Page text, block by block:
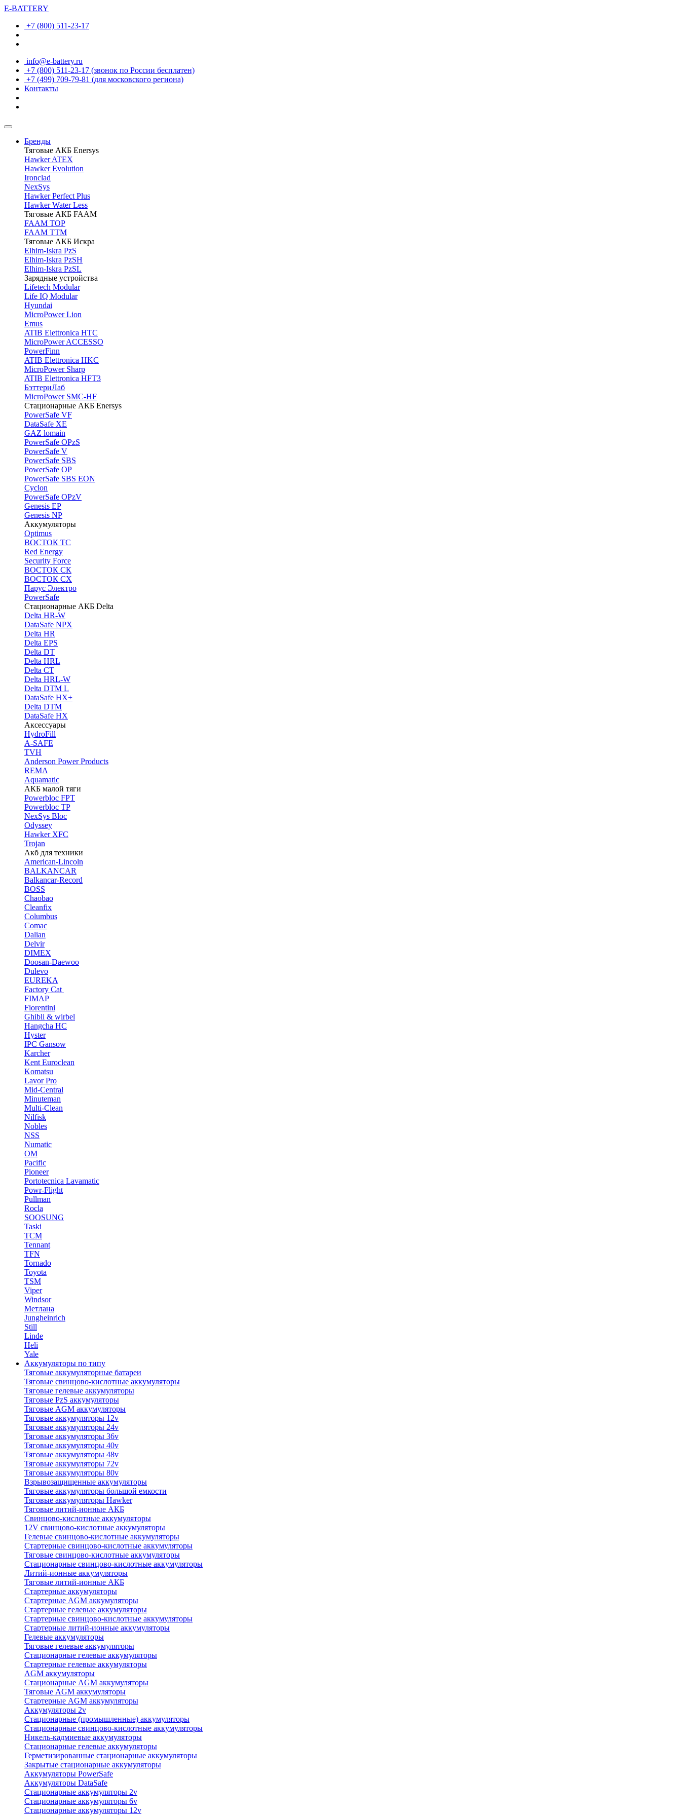
E-BATTERY
+7 (800) 511-23-17
info@e-battery.ru
+7 (800) 511-23-17 (звонок по России бесплатен)
+7 (499) 709-79-81 (для московского региона)
Контакты
Бренды
Тяговые АКБ Enersys
Hawker ATEX
Hawker Evolution
Ironclad
NexSys
Hawker Perfect Plus
Hawker Water Less
Тяговые АКБ FAAM
FAAM TOP
FAAM TTM
Тяговые АКБ Искра
Elhim-Iskra PzS
Elhim-Iskra PzSH
Elhim-Iskra PzSL
Зарядные устройства
Lifetech Modular
Life IQ Modular
Hyundai
MicroPower Lion
Emus
ATIB Elettronica HTC
MicroPower ACCESSO
PowerFinn
ATIB Elettronica HKC
MicroPower Sharp
ATIB Elettronica HFT3
БэттериЛаб
MicroPower SMC-HF
Стационарные АКБ Enersys
PowerSafe VF
DataSafe XE
GAZ lomain
PowerSafe OPzS
PowerSafe V
PоwerSafe SBS
PowerSafe OP
PоwerSafe SBS EON
Cyclon
PowerSafe OPzV
Genesis EP
Genesis NP
Аккумуляторы
Optimus
ВОСТОК ТС
Red Energy
Security Force
ВОСТОК СК
ВОСТОК СХ
Парус Электро
PowerSafe
Стационарные АКБ Delta
Delta HR-W
DataSafe NPX
Delta HR
Delta EPS
Delta DT
Delta HRL
Delta CT
Delta HRL-W
Delta DTM L
DataSafe HX+
Delta DTM
DataSafe HX
Аксессуары
HydroFill
A-SAFE
TVH
Anderson Power Products
REMA
Aquamatic
АКБ малой тяги
Powerbloc FPT
Powerbloc TP
NexSys Bloc
Odyssey
Hawker XFC
Trojan
Акб для техники
American-Lincoln
BALKANCAR
Balkancar-Record
BOSS
Chaobao
Cleanfix
Columbus
Comac
Dalian
Delvir
DIMEX
Doosan-Daewoo
Dulevo
EUREKA
Factory Cat
FIMAP
Fiorentini
Ghibli & wirbel
Hangcha HC
Hyster
IPC Gansow
Karcher
Kent Euroclean
Komatsu
Lavor Pro
Mid-Central
Minuteman
Multi-Clean
Nilfisk
Nobles
NSS
Numatic
OM
Pacific
Pioneer
Portotecnica Lavamatic
Powr-Flight
Pullman
Rocla
SOOSUNG
Taski
TCM
Tennant
TFN
Tornado
Toyota
TSM
Viper
Windsor
Метлана
Jungheinrich
Still
Linde
Heli
Yale
Аккумуляторы по типу
Тяговые аккумуляторные батареи
Тяговые свинцово-кислотные аккумуляторы
Тяговые гелевые аккумуляторы
Тяговые PzS аккумуляторы
Тяговые AGM аккумуляторы
Тяговые аккумуляторы 12v
Тяговые аккумуляторы 24v
Тяговые аккумуляторы 36v
Тяговые аккумуляторы 40v
Тяговые аккумуляторы 48v
Тяговые аккумуляторы 72v
Тяговые аккумуляторы 80v
Взрывозащищенные аккумуляторы
Тяговые аккумуляторы большой емкости
Тяговые аккумуляторы Hawker
Тяговые литий-ионные АКБ
Свинцово-кислотные аккумуляторы
12V свинцово-кислотные аккумуляторы
Гелевые свинцово-кислотные аккумуляторы
Стартерные свинцово-кислотные аккумуляторы
Тяговые свинцово-кислотные аккумуляторы
Стационарные свинцово-кислотные аккумуляторы
Литий-ионные аккумуляторы
Тяговые литий-ионные АКБ
Стартерные аккумуляторы
Стартерные AGM аккумуляторы
Стартерные гелевые аккумуляторы
Стартерные свинцово-кислотные аккумуляторы
Стартерные литий-ионные аккумуляторы
Гелевые аккумуляторы
Тяговые гелевые аккумуляторы
Стационарные гелевые аккумуляторы
Стартерные гелевые аккумуляторы
AGM аккумуляторы
Стационарные AGM аккумуляторы
Тяговые AGM аккумуляторы
Стартерные AGM аккумуляторы
Аккумуляторы 2v
Стационарные (промышленные) аккумуляторы
Стационарные свинцово-кислотные аккумуляторы
Никель-кадмиевые аккумуляторы
Стационарные гелевые аккумуляторы
Герметизированные стационарные аккумуляторы
Закрытые стационарные аккумуляторы
Аккумуляторы PowerSafe
Аккумуляторы DataSafe
Стационарные аккумуляторы 2v
Стационарные аккумуляторы 6v
Стационарные аккумуляторы 12v